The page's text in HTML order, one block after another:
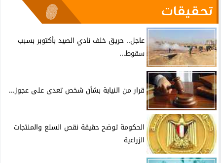
تحقيقات
عاجل.. حريق خلف نادي الصيد بأكتوبر بسبب
سقوط...
قرار من النيابة بشأن شخص تعدى على عجوز...
الحكومة توضح حقيقة نقص السلع والمنتجات
الزراعية